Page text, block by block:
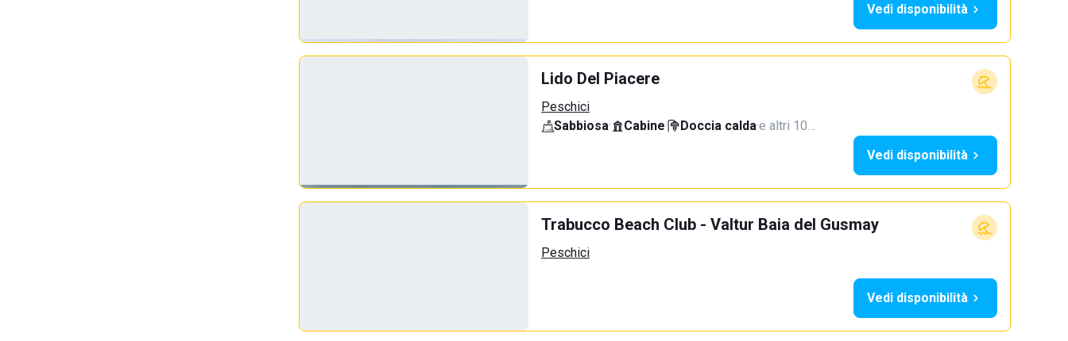
Vedi disponibilità
Lido Del Piacere
Peschici
Sabbiosa· Cabine· Doccia calda·e altri 10…
Vedi disponibilità
Trabucco Beach Club - Valtur Baia del Gusmay
Peschici
Vedi disponibilità